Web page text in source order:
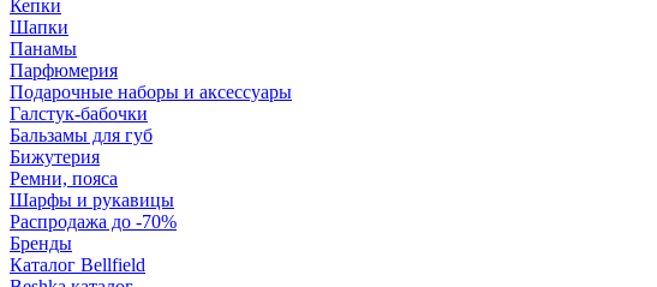
Кепки
Шапки
Панамы
Парфюмерия
Подарочные наборы и аксессуары
Галстук-бабочки
Бальзамы для губ
Бижутерия
Ремни, пояса
Шарфы и рукавицы
Распродажа до -70%
Бренды
Каталог Bellfield